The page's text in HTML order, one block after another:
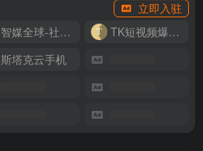
立即入驻
智媒全球-社媒管理平台
TK短视频爆款复刻
斯塔克云手机